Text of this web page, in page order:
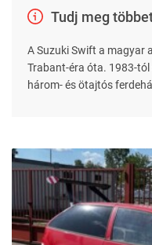
Tudj meg
A Suzuki Swift a magyar
Trabant-éra óta. 1983-
három- és ötajtós